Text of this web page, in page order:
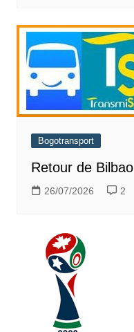
Bogotransport
Retour de Bilbao
26/07/2026 2